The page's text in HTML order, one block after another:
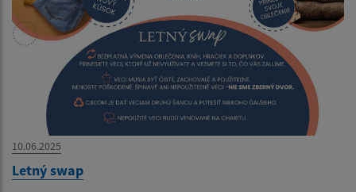
10.06.2025
Letný swap